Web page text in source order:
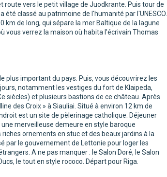
route vers le petit village de Juodkrante. Puis tour de
été classé au patrimoine de l'humanité par l'UNESCO.
km de long, qui sépare la mer Baltique de la lagune
vous verrez la maison où habita l'écrivain Thomas
plus important du pays. Puis, vous découvrirez les
notamment les vestiges du fort de Klaipeda,
siècles) et plusieurs bastions de ce château. Après
des Croix » à Siauliai. Situé à environ 12 km de
est un site de pèlerinage catholique. Déjeuner
merveilleuse demeure en style baroque
ornements en stuc et des beaux jardins à la
par le gouvernement de Lettonie pour loger les
A ne pas manquer : le Salon Doré, le Salon
le tout en style rococo. Départ pour Riga.